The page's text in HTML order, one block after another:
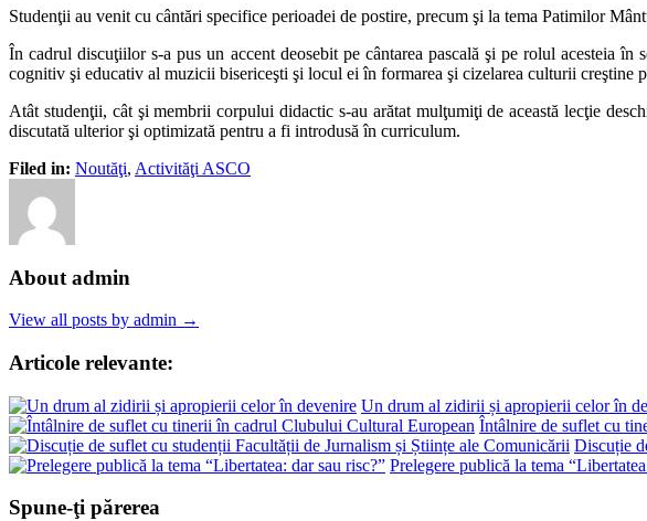
Studenţii au venit cu cântări specifice perioadei de postire, precum şi la tema Patimilor
În cadrul discuţiilor s-a pus un accent deosebit pe cântarea pascală şi pe rolul acesteia
cognitiv şi educativ al muzicii bisericeşti şi locul ei în formarea şi cizelarea culturii creştine
Atât studenţii, cât şi membrii corpului didactic s-au arătat mulţumiţi de această lecţie
discutată ulterior şi optimizată pentru a fi introdusă în curriculum.
Filed in: Noutăţi, Activităţi ASCO
About admin
View all posts by admin →
Articole relevante:
Un drum al zidirii și apropierii celor în
Întâlnire de suflet cu
Discuție
Prelegere publică la tema
Spune-ţi părerea